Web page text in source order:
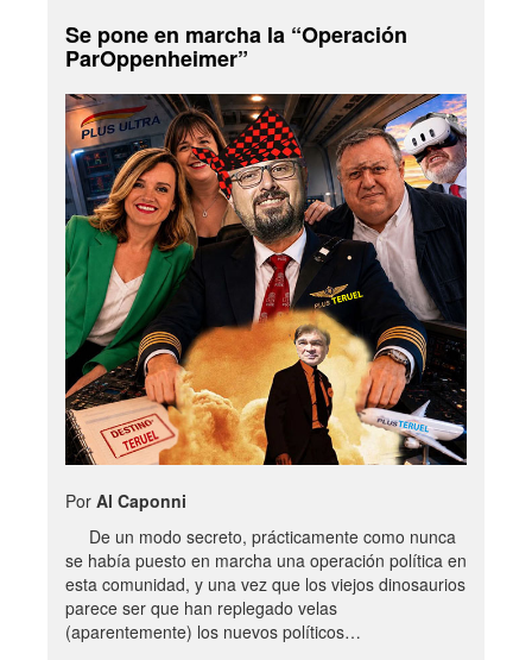
Se pone en marcha la “Operación
ParOppenheimer”
Por Al Caponni
De un modo secreto, prácticamente como nunca
se había puesto en marcha una operación política en
esta comunidad, y una vez que los viejos dinosaurios
parece ser que han replegado velas
(aparentemente) los nuevos políticos…